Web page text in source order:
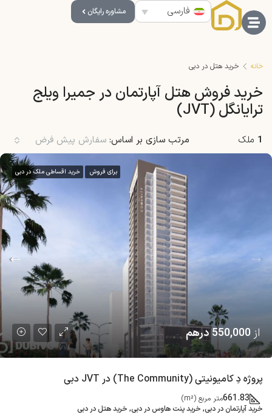
فارسی مشاوره رایگان
خانه خرید هتل در دبی
خرید فروش هتل آپارتمان در جمیرا ویلج
ترایانگل (JVT)
1 ملک مرتب سازی بر اساس: سفارش پیش فرض
برای فروش خرید اقساطی ملک در دبی
از 550,000 درهم
پروژه دِ کامیونیتی (The Community) در JVT دبی
661.83متر مربع (m²)
خرید آپارتمان در دبی, خرید پنت هاوس در دبی, خرید هتل در دبی